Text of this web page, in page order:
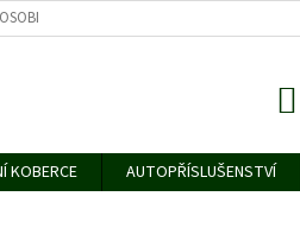
ÚDAJŮ
KOBERCE AUTOPŘÍSLUŠENSTVÍ